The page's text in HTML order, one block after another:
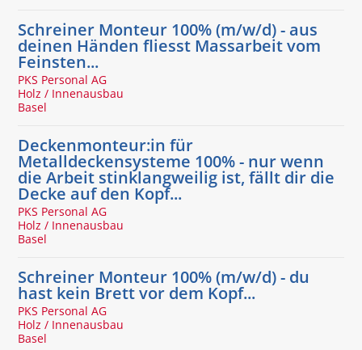
Schreiner Monteur 100% (m/w/d) - aus
deinen Händen fliesst Massarbeit vom
Feinsten...
PKS Personal AG
Holz / Innenausbau
Basel
Deckenmonteur:in für
Metalldeckensysteme 100% - nur wenn
die Arbeit stinklangweilig ist, fällt dir die
Decke auf den Kopf...
PKS Personal AG
Holz / Innenausbau
Basel
Schreiner Monteur 100% (m/w/d) - du
hast kein Brett vor dem Kopf...
PKS Personal AG
Holz / Innenausbau
Basel